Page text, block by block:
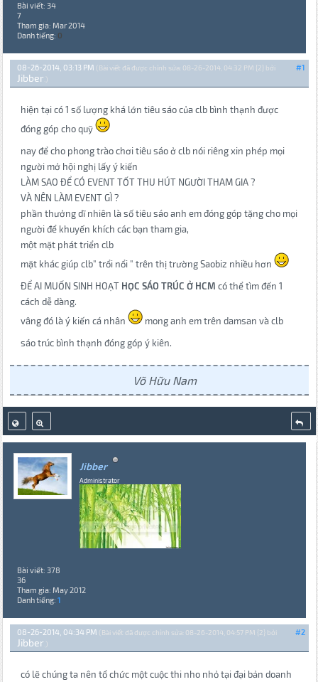
Bài viết: 34
7
Tham gia: Mar 2014
Danh tiếng: 0
#1
08-26-2014, 03:13 PM (Bài viết đã được chỉnh sửa: 08-26-2014, 04:32 PM {2} bởi
Jibber .)
hiện tại có 1 số lượng khá lớn tiêu sáo của clb bình thạnh được
đóng góp cho quỹ
nay để cho phong trào chơi tiêu sáo ở clb nói riêng xin phép mọi
người mở hội nghị lấy ý kiến
LÀM SAO ĐỂ CÓ EVENT TỐT THU HÚT NGƯỜI THAM GIA ?
VÀ NÊN LÀM EVENT GÌ ?
phần thưởng dĩ nhiên là số tiêu sáo anh em đóng góp tặng cho mọi
người để khuyến khích các bạn tham gia,
một mặt phát triển clb
mặt khác giúp clb" trổi nổi " trên thị trường Saobiz nhiều hơn
ĐỂ AI MUỐN SINH HOẠT HỌC SÁO TRÚC Ở HCM có thể tìm đến 1
cách dễ dàng.
vâng đó là ý kiến cá nhân
mong anh em trên damsan và clb
sáo trúc bình thạnh đóng góp ý kiên.
Võ Hữu Nam
Jibber
Administrator
Bài viết: 378
36
Tham gia: May 2012
Danh tiếng: 1
#2
08-26-2014, 04:34 PM (Bài viết đã được chỉnh sửa: 08-26-2014, 04:57 PM {2} bởi
Jibber .)
có lẽ chúng ta nên tổ chức một cuộc thi nho nhỏ tại đại bản doanh